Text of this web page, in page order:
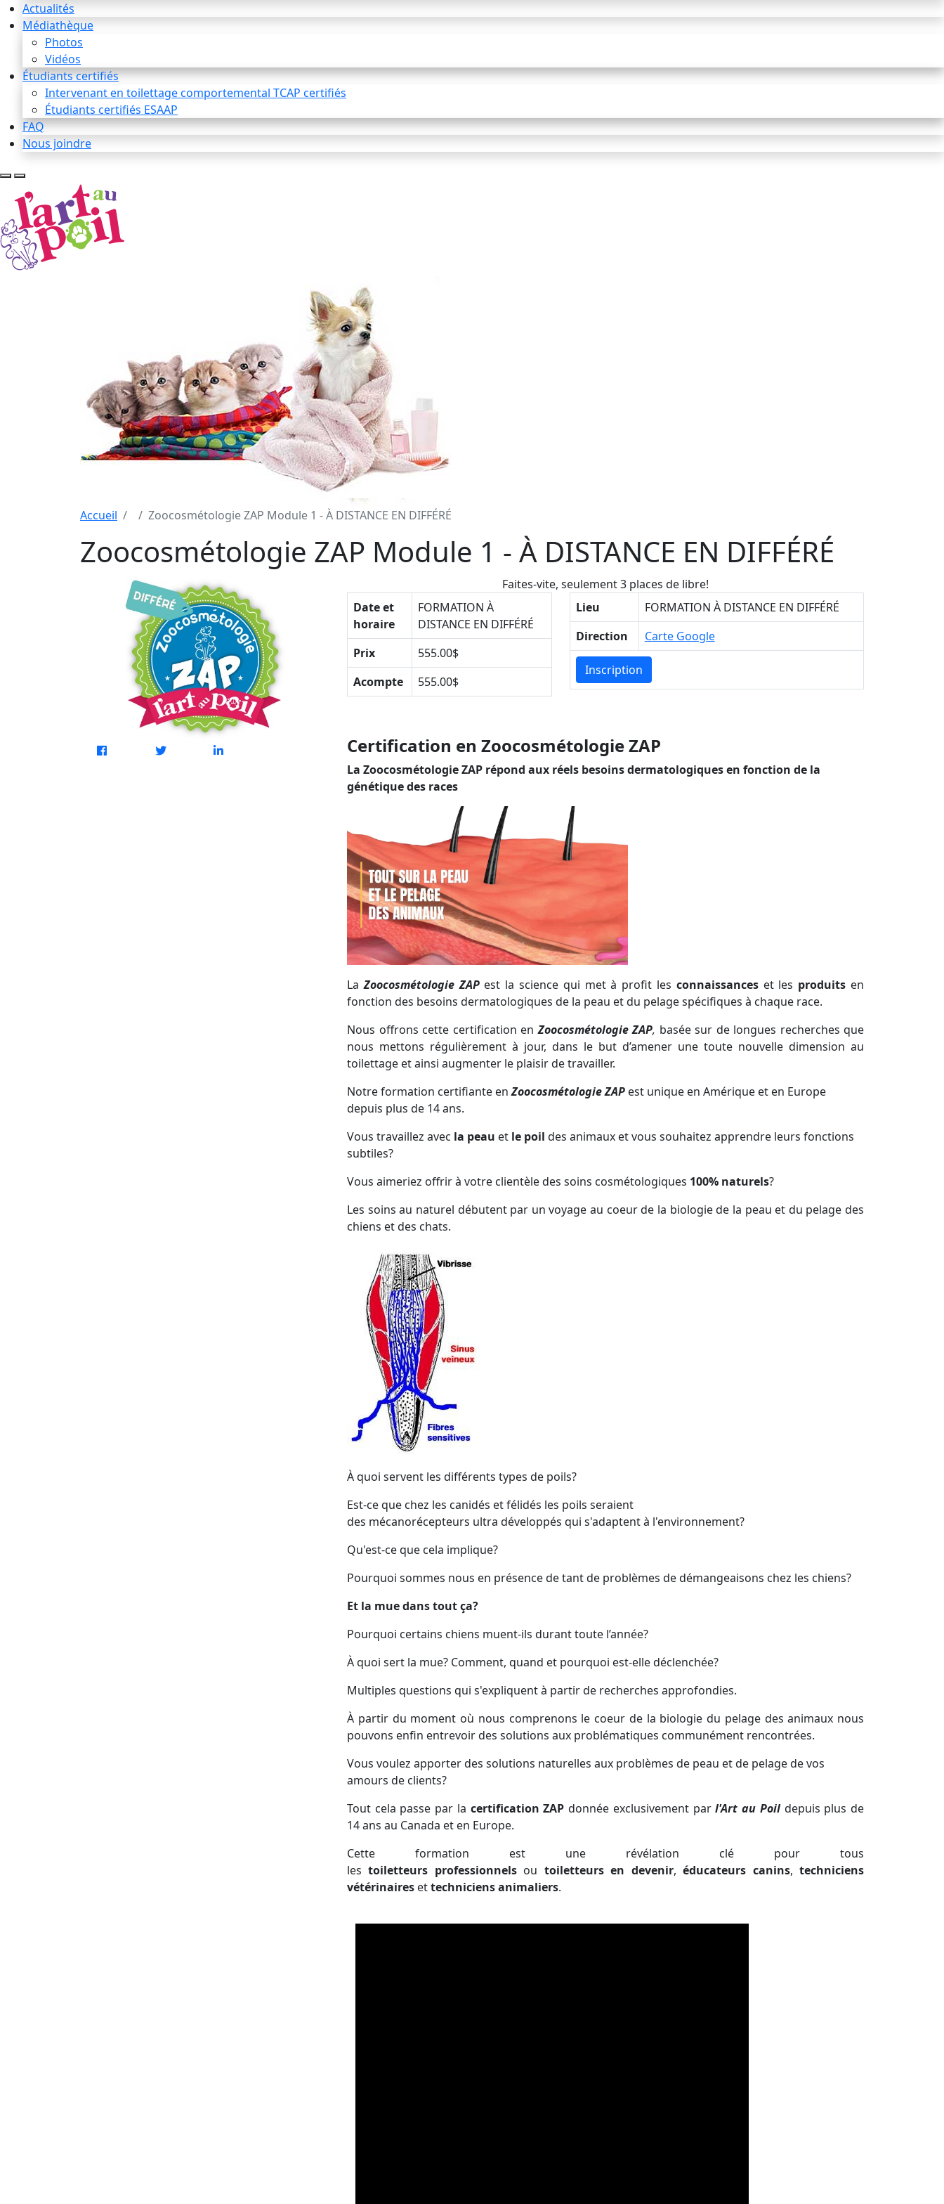
Actualités
Médiathèque
Photos
Vidéos
Étudiants certifiés
Intervenant en toilettage comportemental TCAP certifiés
Étudiants certifiés ESAAP
FAQ
Nous joindre
Accueil Zoocosmétologie ZAP Module 1 - À DISTANCE EN DIFFÉRÉ
Zoocosmétologie ZAP Module 1 - À DISTANCE EN DIFFÉRÉ
Faites-vite, seulement3 places de libre!
Date et
horaire
FORMATION À
DISTANCE EN DIFFÉRÉ
Prix
555.00$
Acompte
555.00$
Lieu
FORMATION À DISTANCE EN DIFFÉRÉ
Direction
Carte Google
Inscription
Certification en Zoocosmétologie ZAP
La Zoocosmétologie ZAP répond aux réels besoins dermatologiques en fonction de la
génétique des races
LaZoocosmétologie ZAP est lascience qui met à profit les connaissanceset les produits en
fonction des besoins dermatologiques de la peau et du pelagespécifiques à chaque race.
Nous offrons cette certification enZoocosmétologie ZAP, basée sur de longues recherches que
nous mettons régulièrement à jour, dans le but d’amener une toute nouvelle dimension au
toilettage et ainsi augmenter le plaisirde travailler.
Notre formation certifiante enZoocosmétologie ZAP est unique en Amérique et en Europe
depuis plus de 14 ans.
Vous travaillez avec la peau et le poil des animaux et vous souhaitez apprendre leurs fonctions
subtiles?
Vous aimeriez offrir à votre clientèledes soins cosmétologiques 100% naturels?
Les soinsau naturel débutent par unvoyageau coeur de la biologiede la peau et du pelagedes
chiens et des chats.
À quoi servent les différents types de poils?
Est-ce que chez les canidés etfélidés les poils seraient
des mécanorécepteurs ultra développés qui s'adaptent à l'environnement?
Qu'est-ce que cela implique?
Pourquoi sommes nous en présence de tant de problèmes dedémangeaisons chez les chiens?
Et la mue dans tout ça?
Pourquoi certains chiens muent-ils duranttoute l’année?
À quoi sert la mue? Comment, quand et pourquoi est-elledéclenchée?
Multiples questions qui s'expliquent à partir de recherches approfondies.
À partir du moment où nous comprenons le coeur de la biologie du pelage des animaux nous
pouvons enfin entrevoir des solutions aux problématiques communément rencontrées.
Vous voulez apporter des solutions naturelles aux problèmes de peau et de pelage de vos
amours de clients?
Tout cela passe par la certification ZAP donnée exclusivementparl'Art au Poildepuis plus de
14 ans au Canada et en Europe.
Cette formation est une révélation clé pour tous
les toiletteurs professionnelsou toiletteursen devenir,éducateurs canins,techniciens
vétérinaires ettechniciensanimaliers.